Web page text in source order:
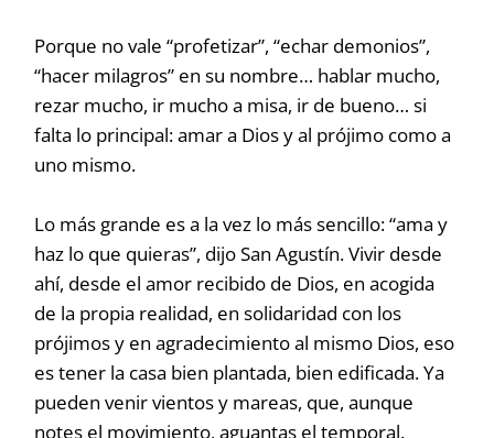
Porque no vale “profetizar”, “echar demonios”,
“hacer milagros” en su nombre… hablar mucho,
rezar mucho, ir mucho a misa, ir de bueno… si
falta lo principal: amar a Dios y al prójimo como a
uno mismo.
Lo más grande es a la vez lo más sencillo: “ama y
haz lo que quieras”, dijo San Agustín. Vivir desde
ahí, desde el amor recibido de Dios, en acogida
de la propia realidad, en solidaridad con los
prójimos y en agradecimiento al mismo Dios, eso
es tener la casa bien plantada, bien edificada. Ya
pueden venir vientos y mareas, que, aunque
notes el movimiento, aguantas el temporal.